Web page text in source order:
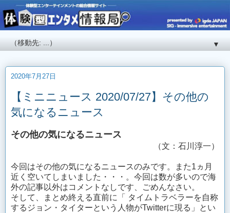
▼
2020年7月27日
【ミニニュース 2020/07/27】その他の
気になるニュース
その他の気になるニュース
（文：石川淳一）
今回はその他の気になるニュースのみです。また1ヵ月
近く空いてしまいました・・・。今回は数が多いので海
外の記事以外はコメントなしです、ごめんなさい。
そして、まとめ終える直前に「 タイムトラベラーを自称
するジョン・タイターという人物がTwitterに現る」とい